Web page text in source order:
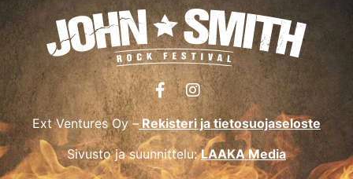
Ext Ventures Oy – Rekisteri ja tietosuojaseloste
Sivusto ja suunnittelu:LAAKA Media